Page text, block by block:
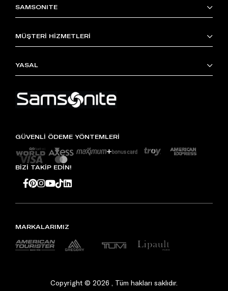
SAMSONITE
MÜŞTERİ HİZMETLERİ
YASAL
GÜVENLİ ÖDEME YÖNTEMLERİ
BİZİ TAKİP EDİN!
MARKALARIMIZ
Copyright © 2026 , Tüm hakları saklıdır.